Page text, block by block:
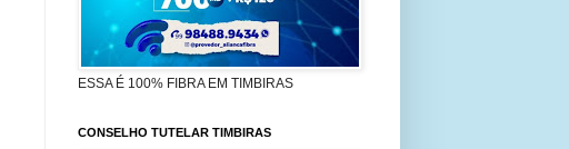
ESSA É 100% FIBRA EM TIMBIRAS
CONSELHO TUTELAR TIMBIRAS